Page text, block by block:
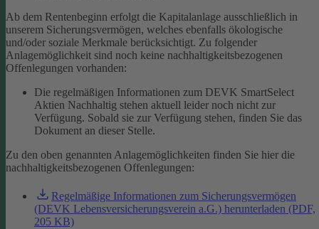
Ab dem Rentenbeginn erfolgt die Kapitalanlage ausschließlich in
unserem Sicherungsvermögen, welches ebenfalls ökologische
und/oder soziale Merkmale berücksichtigt. Zu folgender
Anlagemöglichkeit sind noch keine nachhaltigkeitsbezogenen
Offenlegungen vorhanden:
Die regelmäßigen Informationen zum DEVK SmartSelect
Aktien Nachhaltig stehen aktuell leider noch nicht zur
Verfügung. Sobald sie zur Verfügung stehen, finden Sie das
Dokument an dieser Stelle.
Zu den oben genannten Anlagemöglichkeiten finden Sie hier die
nachhaltigkeitsbezogenen Offenlegungen:
Regelmäßige Informationen zum Sicherungsvermögen
(DEVK Lebensversicherungsverein a.G.) herunterladen (PDF,
205 KB)